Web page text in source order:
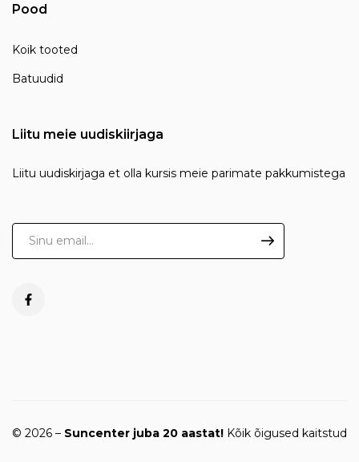
Pood
Koik tooted
Batuudid
Liitu meie uudiskiirjaga
Liitu uudiskirjaga et olla kursis meie parimate pakkumistega
© 2026 – Suncenter juba 20 aastat! Kõik õigused kaitstud